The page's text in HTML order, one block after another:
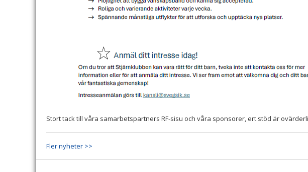
Stort tack till våra samarbetspartners RF-sisu och våra sponsorer, ert stöd är
Fler nyheter >>